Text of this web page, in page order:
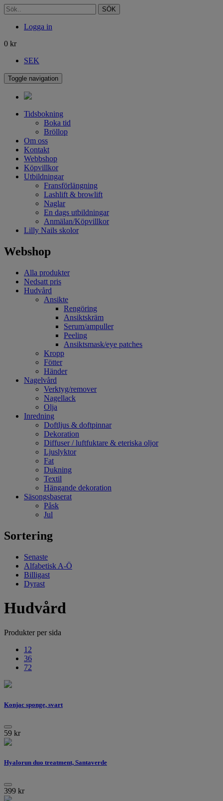
SÖK
Logga in
0 kr
SEK
Toggle navigation
Tidsbokning
Boka tid
Bröllop
Om oss
Kontakt
Webbshop
Köpvillkor
Utbildningar
Fransförlängning
Lashlift & browlift
Naglar
En dags utbildningar
Anmälan/Köpvillkor
Lilly Nails skolor
Webshop
Alla produkter
Nedsatt pris
Hudvård
Ansikte
Rengöring
Ansiktskräm
Serum/ampuller
Peeling
Ansiktsmask/eye patches
Kropp
Fötter
Händer
Nagelvård
Verktyg/remover
Nagellack
Olja
Inredning
Doftljus & doftpinnar
Dekoration
Diffuser / luftfuktare & eteriska oljor
Ljuslyktor
Fat
Dukning
Textil
Hängande dekoration
Säsongsbaserat
Påsk
Jul
Sortering
Senaste
Alfabetisk A-Ö
Billigast
Dyrast
Hudvård
Produkter per sida
12
36
72
Konjac sponge, svart
59 kr
Hyalorun duo treatment, Santaverde
399 kr